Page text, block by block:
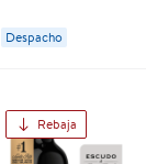
Silva
Despacho
Rebaja